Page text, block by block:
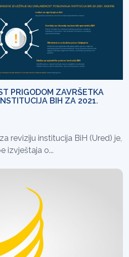
PRIGODOM ZAVRŠETKA
BIH ZA 2021.
reviziju institucija BiH (Ured) je,
izvještaja o...